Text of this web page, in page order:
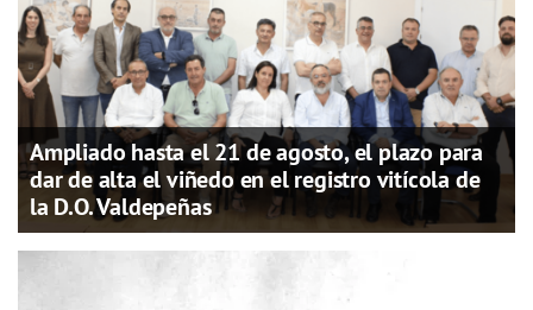
Ampliado hasta el 21 de agosto, el plazo para
dar de alta el viñedo en el registro vitícola de
la D.O. Valdepeñas